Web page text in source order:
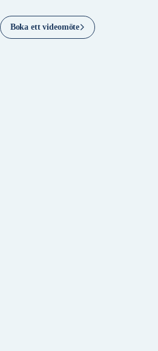
Boka ett videomöte